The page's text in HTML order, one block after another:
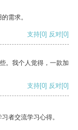
需求。
支持[0] 反对[0]
。我个人觉得，一款加
支持[0] 反对[0]
者交流学习心得。